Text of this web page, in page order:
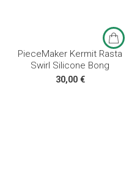
PieceMaker Kermit Rasta
Swirl Silicone Bong
30,00 €